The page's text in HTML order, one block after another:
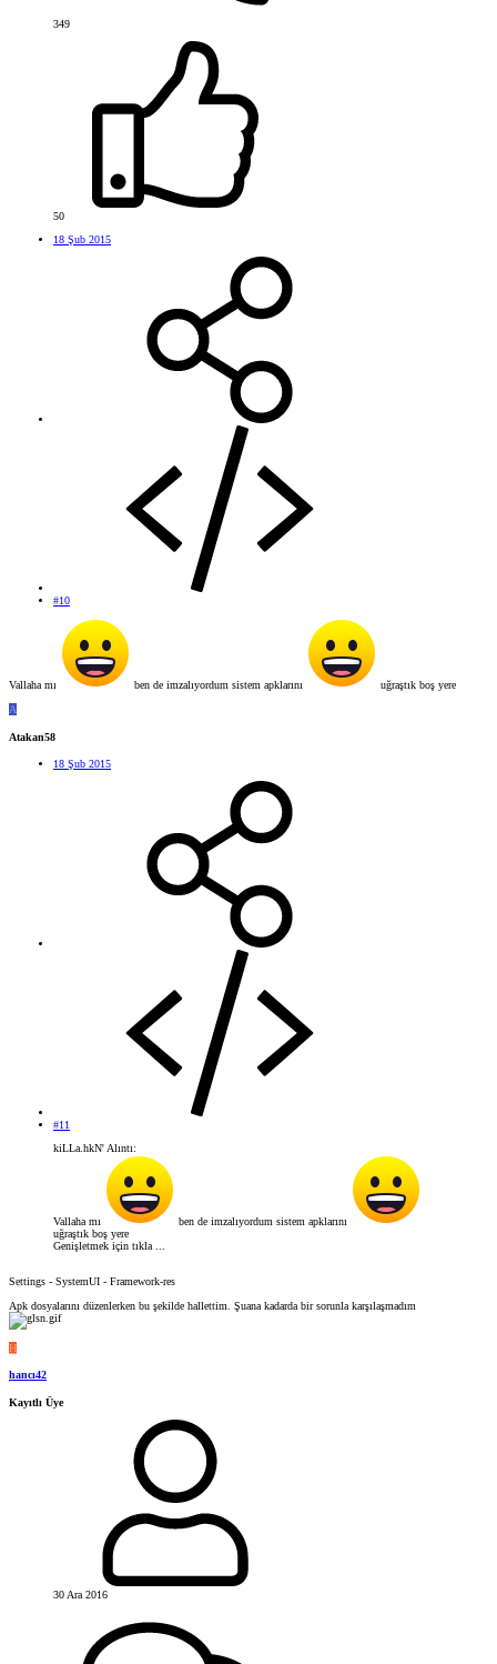
349
50
18 Şub 2015
#10
Vallaha mı ben de imzalıyordum sistem apklarını
uğraştık boş yere
A
Atakan58
18 Şub 2015
#11
kiLLa.hkN' Alıntı:
Vallaha mı
ben de imzalıyordum sistem apklarını
uğraştık boş yere
Genişletmek için tıkla ...
Settings - SystemUI - Framework-res
Apk dosyalarını düzenlerken bu şekilde hallettim. Şuana kadarda bir sorunla karşılaşmadım
H
hancı42
Kayıtlı Üye
30 Ara 2016